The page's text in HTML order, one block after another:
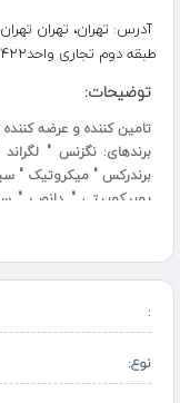
آدرس: تهران، تهران
طبقه دوم تجاری واحد422
توضیحات:
تامین کننده و عرضه
برندهای: نگزنس "
برندرکس " میکروتیک "
یوبیکوییتی " دانوب "
و رک های نونیم "
:
نوع: